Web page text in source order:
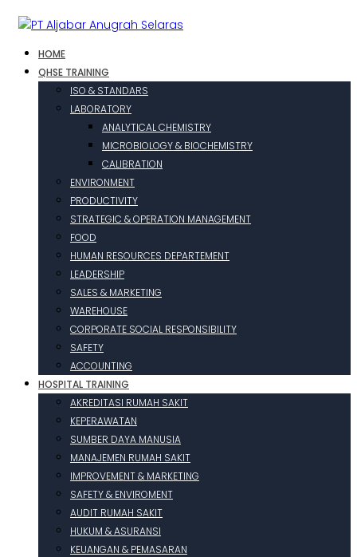
HOME
QHSE TRAINING
ISO & STANDARS
LABORATORY
ANALYTICAL CHEMISTRY
MICROBIOLOGY & BIOCHEMISTRY
CALIBRATION
ENVIRONMENT
PRODUCTIVITY
STRATEGIC & OPERATION MANAGEMENT
FOOD
HUMAN RESOURCES DEPARTEMENT
LEADERSHIP
SALES & MARKETING
WAREHOUSE
CORPORATE SOCIAL RESPONSIBILITY
SAFETY
ACCOUNTING
HOSPITAL TRAINING
AKREDITASI RUMAH SAKIT
KEPERAWATAN
SUMBER DAYA MANUSIA
MANAJEMEN RUMAH SAKIT
IMPROVEMENT & MARKETING
SAFETY & ENVIROMENT
AUDIT RUMAH SAKIT
HUKUM & ASURANSI
KEUANGAN & PEMASARAN